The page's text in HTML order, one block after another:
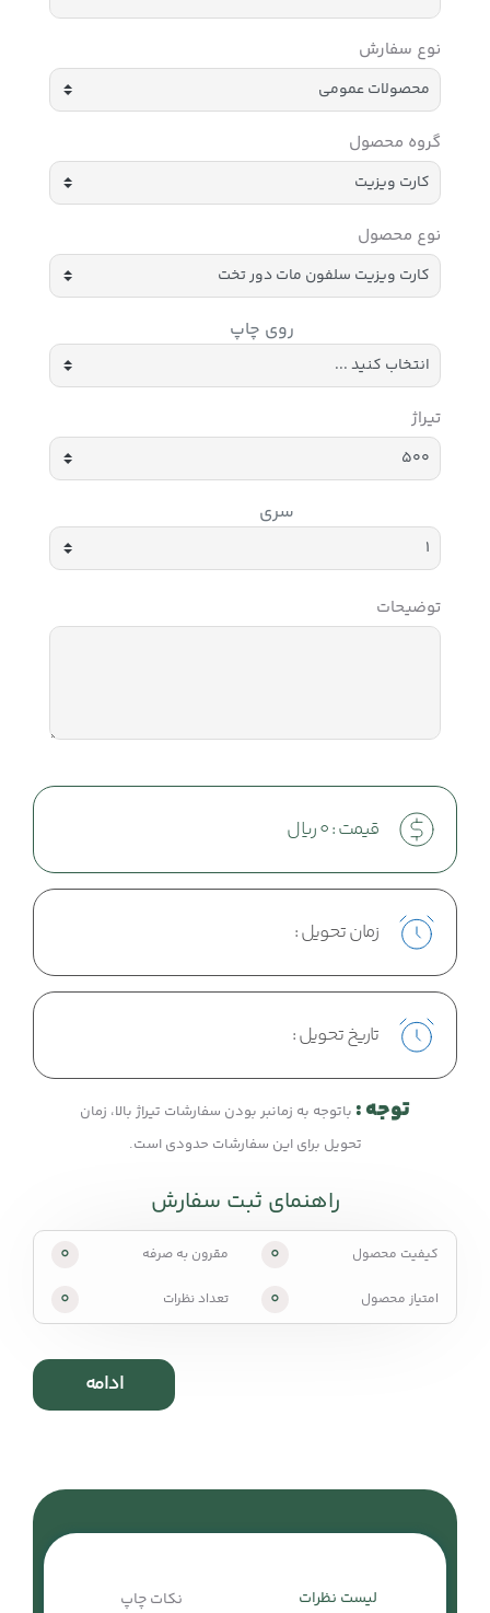
نوع سفارش
گروه محصول
نوع محصول
روی چاپ
تیراژ
سری
توضیحات
قیمت :0ریال
زمان تحویل :
تاریخ تحویل :
توجه : باتوجه به زمانبر بودن سفارشات تیراژ بالا، زمان
تحویل برای این سفارشات حدودی است.
راهنمای ثبت سفارش
کیفیت محصول 0 مقرون به صرفه 0
امتیاز محصول 0 تعداد نظرات 0
ادامه
لیست نظرات نکات چاپ